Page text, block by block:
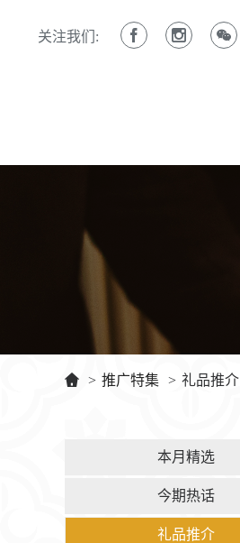
关注我们:
> 推广特集 > 礼品推介
本月精选
今期热话
礼品推介